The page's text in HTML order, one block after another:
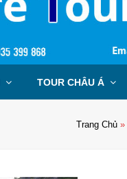
TOUR CHÂU Á
Trang Chủ »